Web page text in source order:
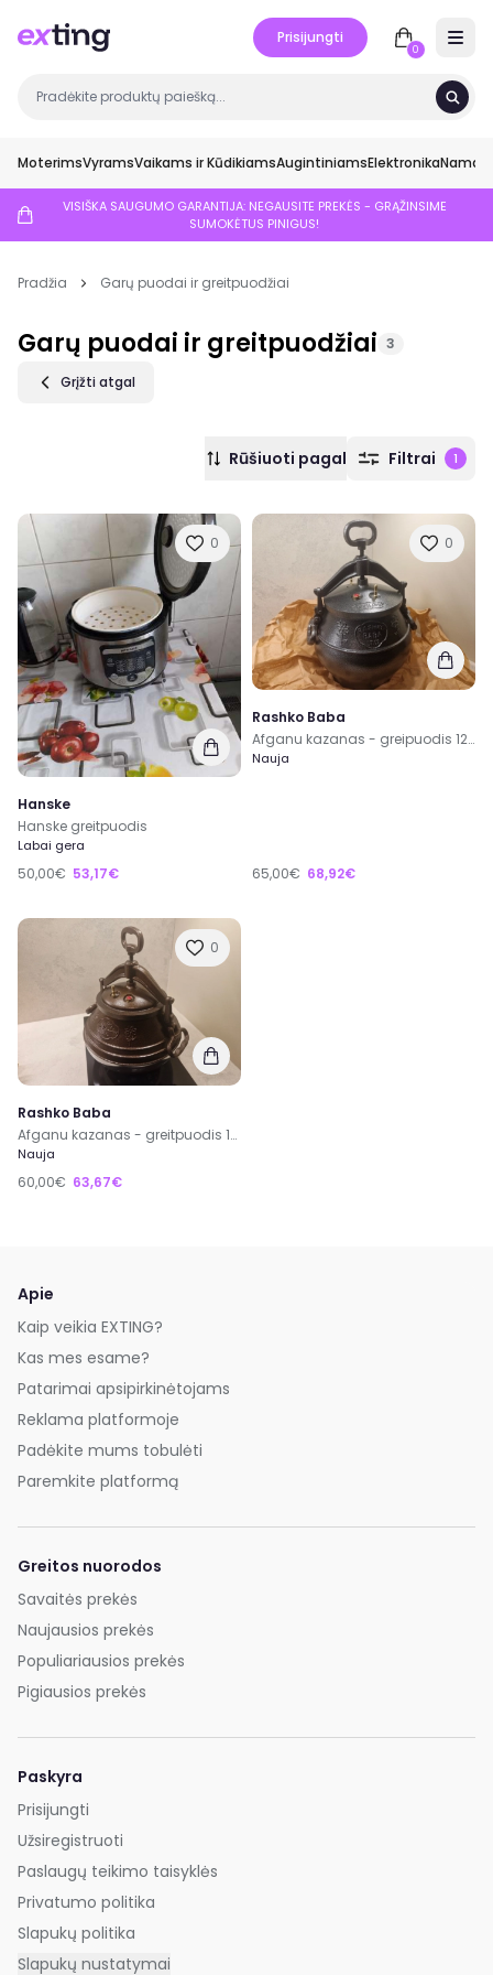
Prisijungti
0
MoterimsVyramsVaikams ir KūdikiamsAugintiniamsElektronikaNamai
VISIŠKA SAUGUMO GARANTIJA: NEGAUSITE PREKĖS - GRĄŽINSIME
SUMOKĖTUS PINIGUS!
Pradžia Garų puodai ir greitpuodžiai
Garų puodai ir greitpuodžiai 3
Grįžti atgal
Rūšiuoti pagal Filtrai 1
0
Hanske
Hanske greitpuodis
Labai gera
50,00€ 53,17€
0
Rashko Baba
Afganu kazanas - greipuodis 12 litrų
Nauja
65,00€ 68,92€
0
Rashko Baba
Afganu kazanas - greitpuodis 10 l
Nauja
60,00€ 63,67€
Apie
Kaip veikia EXTING?
Kas mes esame?
Patarimai apsipirkinėtojams
Reklama platformoje
Padėkite mums tobulėti
Paremkite platformą
Greitos nuorodos
Savaitės prekės
Naujausios prekės
Populiariausios prekės
Pigiausios prekės
Paskyra
Prisijungti
Užsiregistruoti
Paslaugų teikimo taisyklės
Privatumo politika
Slapukų politika
Slapukų nustatymai